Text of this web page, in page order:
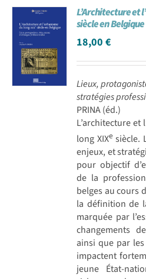
Achat en ligne
Panier WooCommerce
L’Architecture et
siècle en Belgique
18,00€
Lieux,
stratégies
PRINA (éd.)
L’architecture et
long XIXe siècle.
enjeux, et
pour objectif
de la
belges au cours
la définition de
marquée par
changements
ainsi que par
impactent
jeune État-